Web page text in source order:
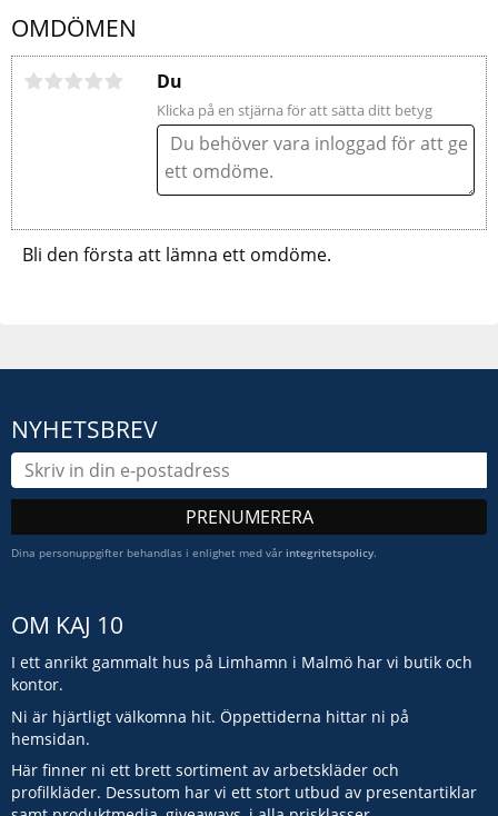
OMDÖMEN
Du
Klicka på en stjärna för att sätta ditt betyg
Bli den första att lämna ett omdöme.
NYHETSBREV
PRENUMERERA
Dina personuppgifter behandlas i enlighet med vår integritetspolicy.
OM KAJ 10
I ett anrikt gammalt hus på Limhamn i Malmö har vi butik och
kontor.
Ni är hjärtligt välkomna hit. Öppettiderna hittar ni på
hemsidan.
Här finner ni ett brett sortiment av arbetskläder och
profilkläder. Dessutom har vi ett stort utbud av presentartiklar